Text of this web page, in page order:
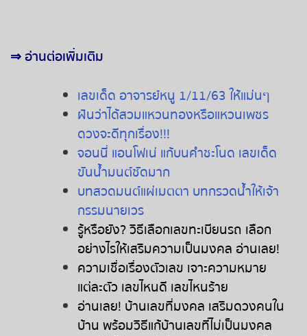
⇒อ่านต่อเพิ่มเติม
เลขเด็ด อาจารย์หนู 1/11/63 ให้แม่นๆ
ฝันว่าได้สวมแหวนทองหรือแหวนเพชร
ดวงจะดีทุกเรื่อง!!!
จอนนี่ แอนโฟเน่ แก้บนคำชะโนด เลขเด็ด
ขันน้ำมนต์ชัดมาก
บทสวดมนต์แผ่เมตตา บทกรวดน้ำให้เจ้า
กรรมนายเวร
รู้หรือยัง?วิธีเลือกเลขทะเบียนรถ เลือก
อย่างไรให้เสริมความเป็นมงคล อ่านเลย!
ความเชื่อเรื่องตัวเลข เจาะความหมาย
แต่ละตัว เลขไหนดี เลขไหนร้าย
อ่านเลย! บ้านเลขที่มงคล เสริมดวงคนใน
บ้าน พร้อมวิธีแก้บ้านเลขที่ไม่เป็นมงคล